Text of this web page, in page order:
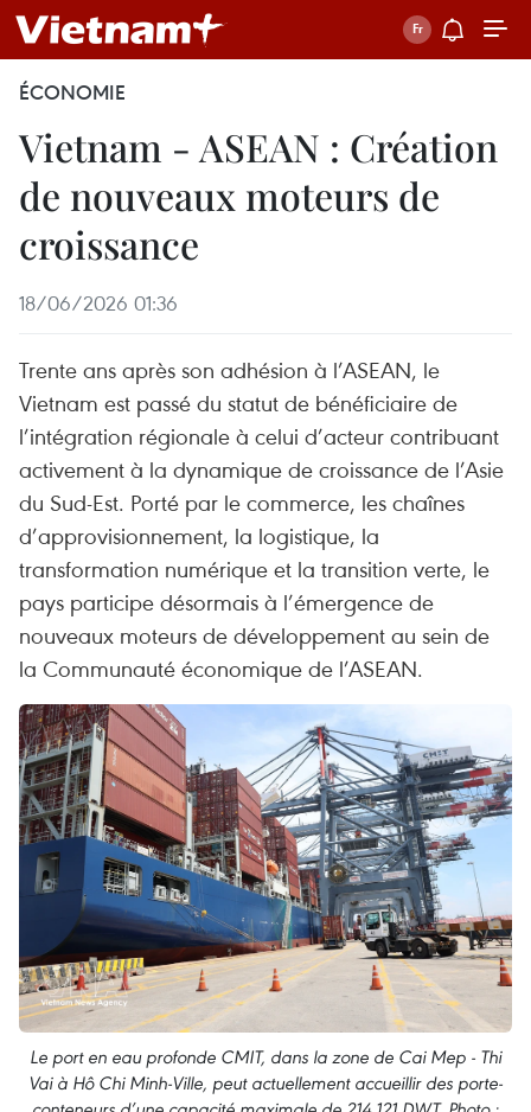
ÉCONOMIE
Vietnam - ASEAN : Création
de nouveaux moteurs de
croissance
18/06/2026 01:36
Trente ans après son adhésion à l’ASEAN, le
Vietnam est passé du statut de bénéficiaire de
l’intégration régionale à celui d’acteur contribuant
activement à la dynamique de croissance de l’Asie
du Sud-Est. Porté par le commerce, les chaînes
d’approvisionnement, la logistique, la
transformation numérique et la transition verte, le
pays participe désormais à l’émergence de
nouveaux moteurs de développement au sein de
la Communauté économique de l’ASEAN.
Le port en eau profonde CMIT, dans la zone de Cai Mep - Thi
Vai à Hô Chi Minh-Ville, peut actuellement accueillir des porte-